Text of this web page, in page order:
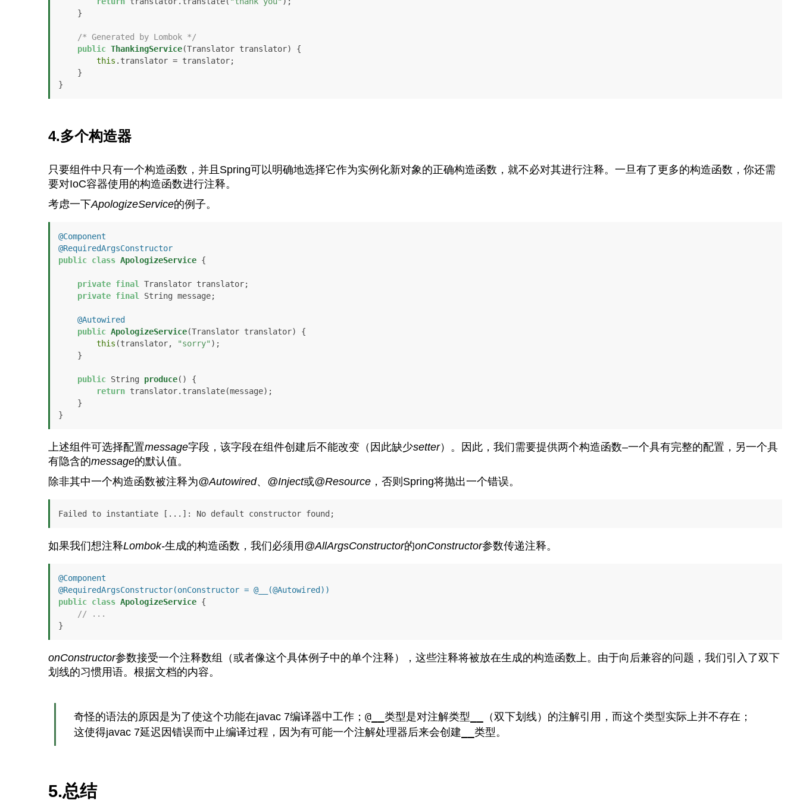
/* Generated by Lombok */
public ThankingService(Translator translator)
{
this .translator = translator;
}
4.多个构造器
只要组件中只有一个构造函数，并且Spring可以明确地选择它作为实例化新对象的正确构造函数，就不必对其进行注释。一旦有了更多的构造函数，你还需
要对IoC容器使用的构造函数进行注释。
考虑一下ApologizeService的例子。
@Component
@RequiredArgsConstructor
public class ApologizeService {
private final Translator translator;
private final String message;
@Autowired
public ApologizeService(Translator translator)
{
this (translator, "sorry" );
public String produce()
{
return translator.translate(message);
}
上述组件可选择配置message字段，该字段在组件创建后不能改变（因此缺少setter）。因此，我们需要提供两个构造函数–一个具有完整的配置，另一个具
有隐含的message的默认值。
除非其中一个构造函数被注释为@Autowired、 @Inject或@Resource，否则Spring将抛出一个错误。
Failed to instantiate [...]: No default constructor found;
如果我们想注释Lombok-生成的构造函数，我们必须用 @AllArgsConstructor的onConstructor参数传递注释。
@Component
@RequiredArgsConstructor(onConstructor = @__(@Autowired))
public class ApologizeService {
// ...
}
onConstructor参数接受一个注释数组（或者像这个具体例子中的单个注释），这些注释将被放在生成的构造函数上。由于向后兼容的问题，我们引入了双下
划线的习惯用语。根据文档的内容。
奇怪的语法的原因是为了使这个功能在javac 7编译器中工作； @__ 类型是对注解类型
（双下划线）的注解引用，而这个类型实际上并不存在；
这使得javac 7延迟因错误而中止编译过程，因为有可能一个注解处理器后来会创建
类型。
5.总结